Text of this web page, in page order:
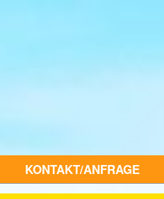
KONTAKT/ANFRAGE